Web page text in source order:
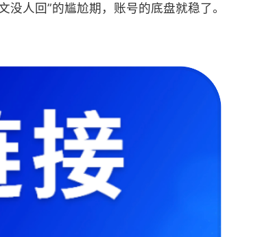
人回”的尴尬期，账号的底盘就稳了。